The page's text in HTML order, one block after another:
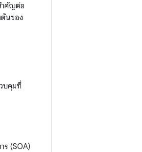
ำคัญต่อ
นของ
บคุมที่
ร (SOA)